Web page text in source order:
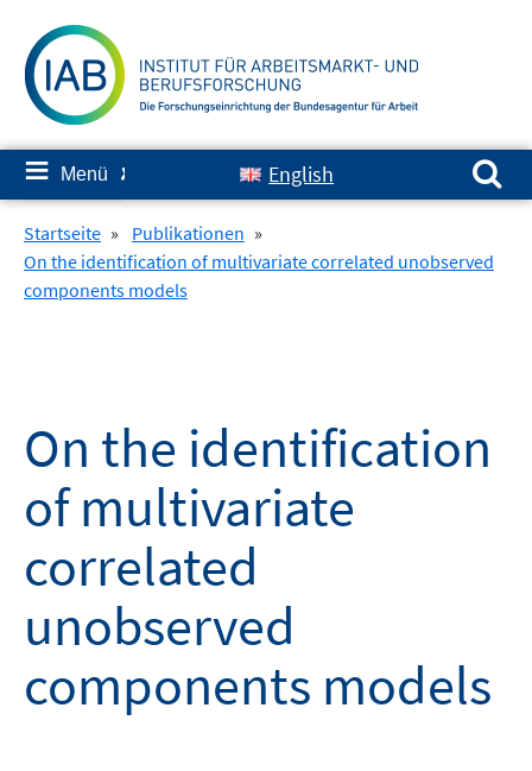
zum
Inhalt
≡ Menü ✘ English
Suchen nach:
Startseite » Publikationen »
On the identification of multivariate correlated unobserved
components models
On the identification
of multivariate
correlated
unobserved
components models